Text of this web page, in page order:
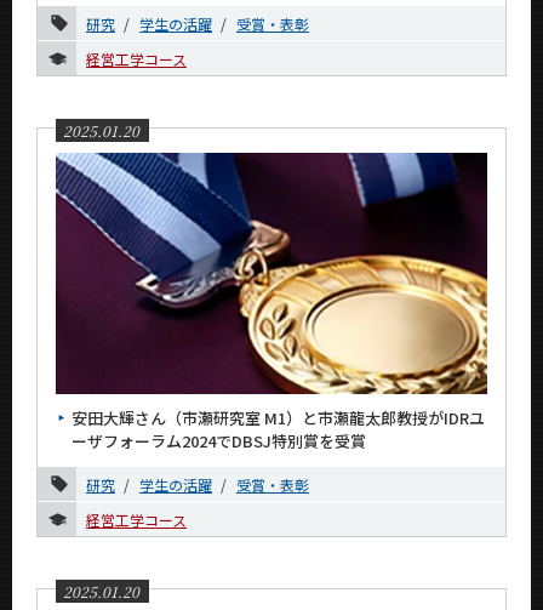
研究 学生の活躍
受賞・表彰
経営工学コース
2025.01.20
安田大輝さん（市瀬研究室 M1）と市瀬龍太郎教授がIDRユ
ーザフォーラム2024でDBSJ特別賞を受賞
研究 学生の活躍
受賞・表彰
経営工学コース
2025.01.20
2021年
2020年
2019年
2018年
2017年
2016年
イベントカレンダー
CLOSE